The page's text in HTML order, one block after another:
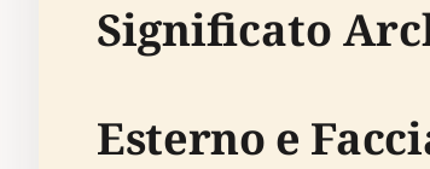
Significato
Esterno e